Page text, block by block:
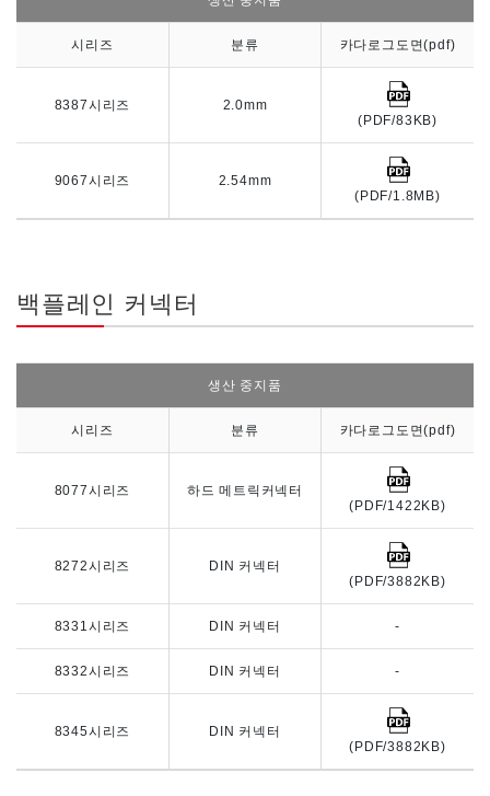
시리즈 분류 카다로그도면(pdf)
8387시리즈
2.0mm
(PDF/83KB)
9067시리즈
2.54mm
(PDF/1.8MB)
백플레인 커넥터
생산 중지품
시리즈 분류 카다로그도면(pdf)
8077시리즈
하드 메트릭커넥터
(PDF/1422KB)
8272시리즈
DIN 커넥터
(PDF/3882KB)
8331시리즈 DIN 커넥터 -
8332시리즈 DIN 커넥터 -
8345시리즈
DIN 커넥터
(PDF/3882KB)